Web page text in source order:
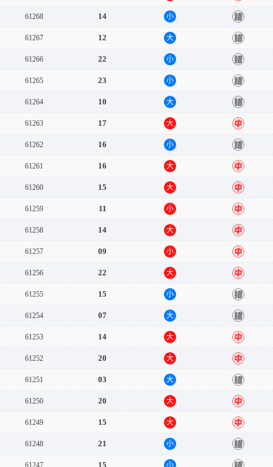
61268 14 小 错
61267 12 大 错
61266 22 小 错
61265 23 小 错
61264 10 大 错
61263 17 大 中
61262 16 小 错
61261 16 大 中
61260 15 大 中
61259 11 小 中
61258 14 大 中
61257 09 小 中
61256 22 大 中
61255 15 小 错
61254 07 大 错
61253 14 大 中
61252 20 大 中
61251 03 大 错
61250 20 大 中
61249 15 大 中
61248 21 小 错
61247 15 小 错